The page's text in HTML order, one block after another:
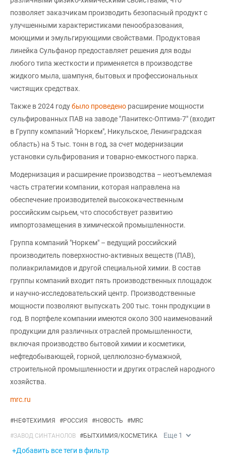
позволяет заказчикам производить безопасный продукт с
улучшенными характеристиками пенообразования,
моющими и эмульгирующими свойствами. Продуктовая
линейка Сульфанор предоставляет решения для воды
любого типа жесткости и применяется в производстве
жидкого мыла, шампуня, бытовых и профессиональных
чистящих средствах.
Также в 2024 годубыло проведено расширение мощности
сульфированных ПАВ на заводе "Ланитекс-Оптима-7" (входит
в Группу компаний "Норкем", Никульское, Ленинградская
область) на 5 тыс. тонн в год, за счет модернизации
установки сульфирования и товарно-емкостного парка.
Модернизация и расширение производства – неотъемлемая
часть стратегии компании, которая направлена на
обеспечение производителей высококачественным
российским сырьем, что способствует развитию
импортозамещения в химической промышленности.
Группа компаний "Норкем" – ведущий российский
производитель поверхностно-активных веществ (ПАВ),
полиакриламидов и другой специальной химии. В состав
группы компаний входит пять производственных площадок
и научно-исследовательский центр. Производственные
мощности позволяют выпускать 200 тыс. тонн продукции в
год. В портфеле компании имеются около 300 наименований
продукции для различных отраслей промышленности,
включая производство бытовой химии и косметики,
нефтедобывающей, горной, целлюлозно-бумажной,
строительной промышленности и других отраслей народного
хозяйства.
mrc.ru
#НЕФТЕХИМИЯ #РОССИЯ #НОВОСТЬ #MRC
#ЗАВОД СИНТАНОЛОВ #БЫТХИМИЯ/КОСМЕТИКА Еще 1
+Добавить все теги в фильтр